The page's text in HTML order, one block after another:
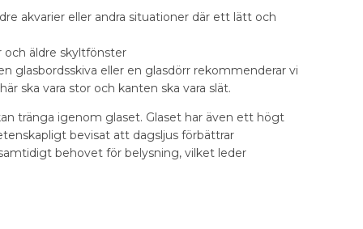
akvarier eller andra situationer där ett lätt och
och äldre skyltfönster
glasbordsskiva eller en glasdörr rekommenderar vi
ska vara stor och kanten ska vara slät.
tränga igenom glaset. Glaset har även ett högt
bevisat att dagsljus förbättrar
behovet för belysning, vilket leder